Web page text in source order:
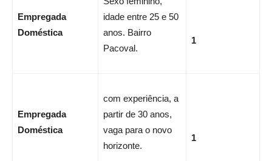
Empregada
Doméstica
idade entre 25 e 50
anos. Bairro
Pacoval.
1
Empregada
Doméstica
com experiência, a
partir de 30 anos,
vaga para o novo
horizonte.
1